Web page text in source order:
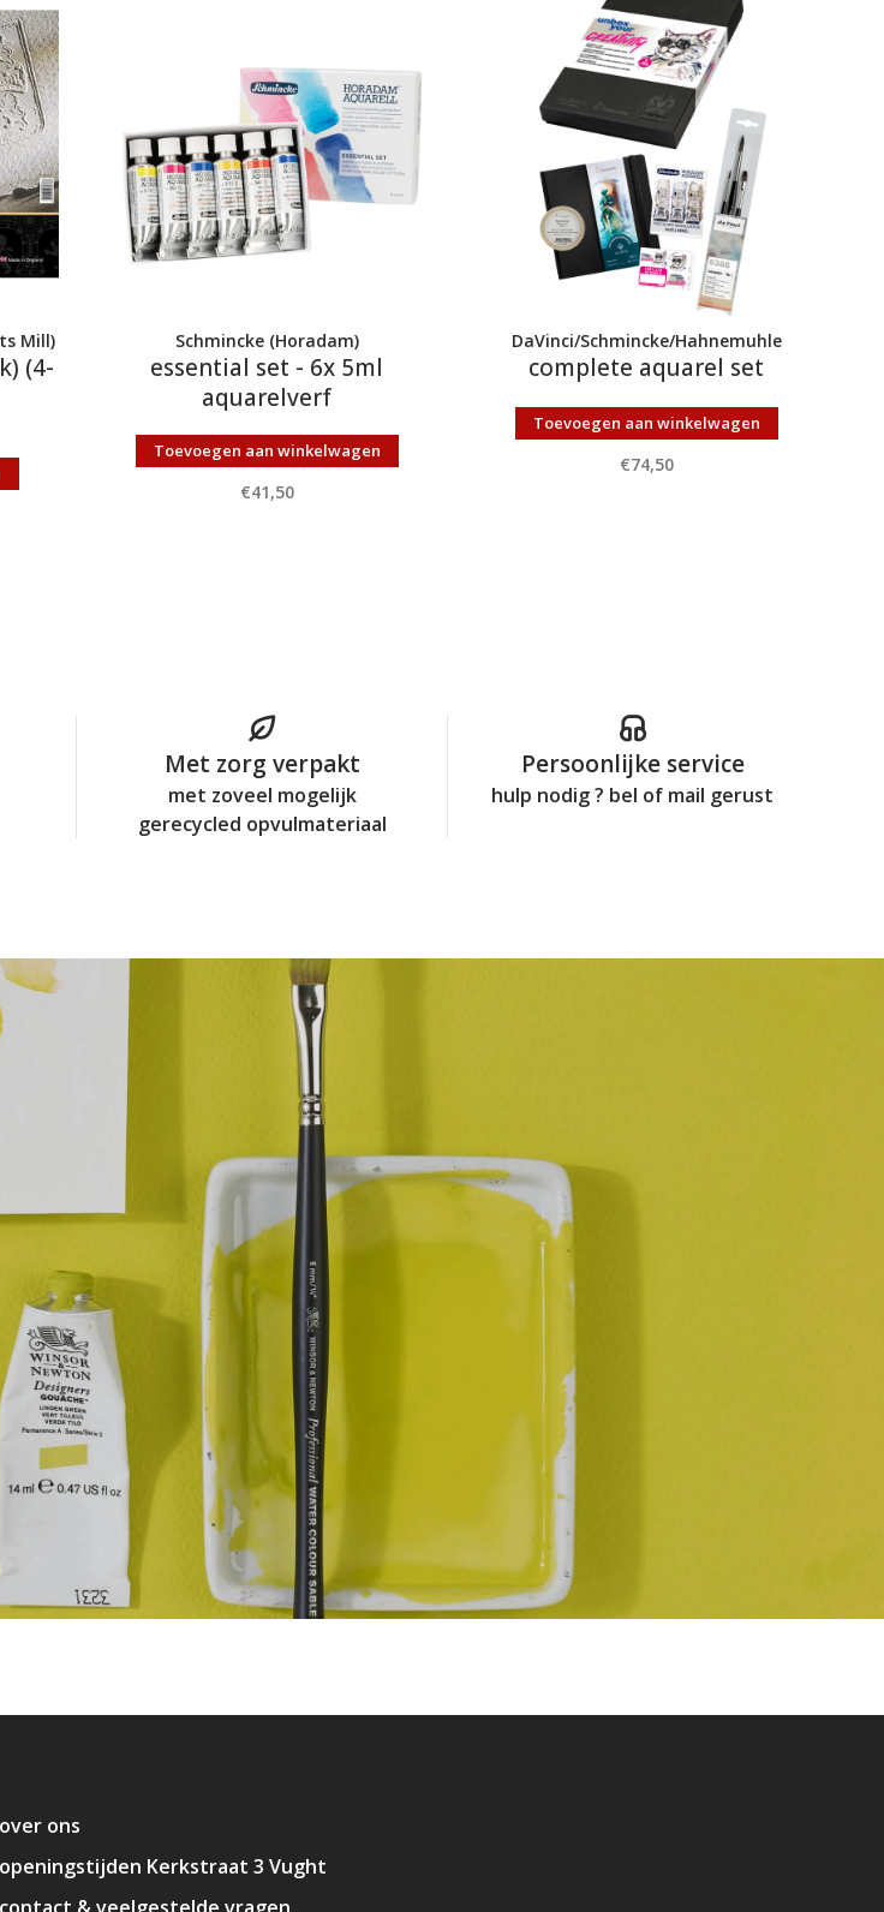
Mill)
(4-
Schmincke (Horadam)
essential set - 6x 5ml
aquarelverf
Toevoegen aan winkelwagen
€41,50
DaVinci/Schmincke/Hahnemuhle
complete aquarel set
Toevoegen aan winkelwagen
€74,50
Met zorg verpakt
met zoveel mogelijk
gerecycled opvulmateriaal
Persoonlijke service
hulp nodig ? bel of mail gerust
over ons
openingstijden Kerkstraat 3 Vught